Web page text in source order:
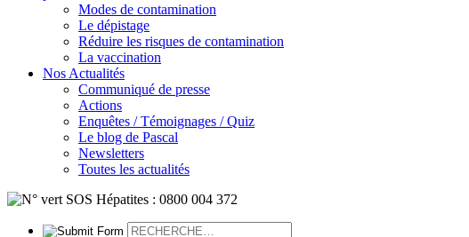
Modes de contamination
Le dépistage
Réduire les risques de contamination
La vaccination
Nos Actualités
Communiqué de presse
Actions
Enquêtes / Témoignages / Quiz
Le blog de Pascal
Newsletters
Toutes les actualités